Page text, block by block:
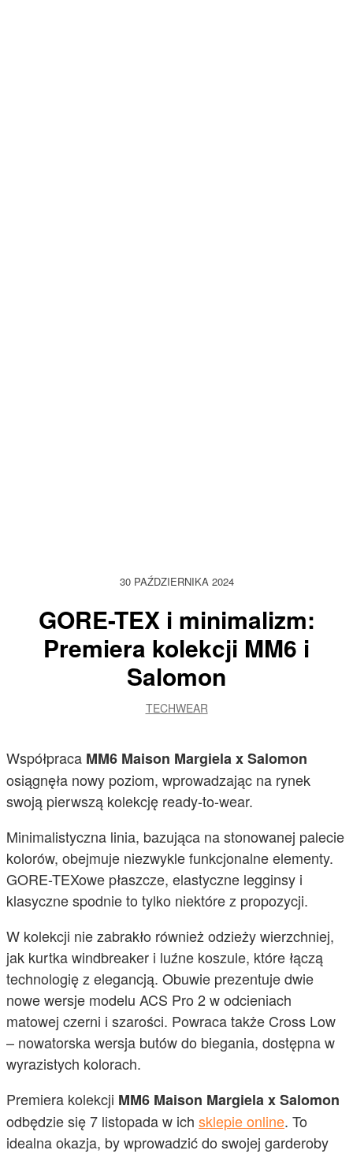
30 PAŹDZIERNIKA 2024
GORE-TEX i minimalizm:
Premiera kolekcji MM6 i
Salomon
TECHWEAR
Współpraca MM6 Maison Margiela x Salomon
osiągnęła nowy poziom, wprowadzając na rynek
swoją pierwszą kolekcję ready-to-wear.
Minimalistyczna linia, bazująca na stonowanej palecie
kolorów, obejmuje niezwykle funkcjonalne elementy.
GORE-TEXowe płaszcze, elastyczne legginsy i
klasyczne spodnie to tylko niektóre z propozycji.
W kolekcji nie zabrakło również odzieży wierzchniej,
jak kurtka windbreaker i luźne koszule, które łączą
technologię z elegancją. Obuwie prezentuje dwie
nowe wersje modelu ACS Pro 2 w odcieniach
matowej czerni i szarości. Powraca także Cross Low
– nowatorska wersja butów do biegania, dostępna w
wyrazistych kolorach.
Premiera kolekcji MM6 Maison Margiela x Salomon
odbędzie się 7 listopada w ich sklepie online. To
idealna okazja, by wprowadzić do swojej garderoby